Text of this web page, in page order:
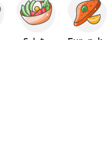
Salate Europska